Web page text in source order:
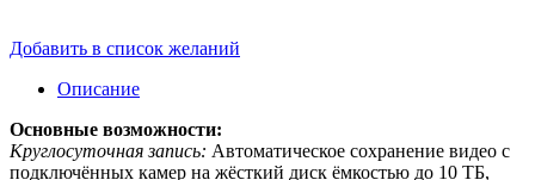
Добавить в список желаний
Описание
Основные возможности:
Круглосуточная запись: Автоматическое сохранение видео с
подключённых камер на жёсткий диск ёмкостью до 10 ТБ,